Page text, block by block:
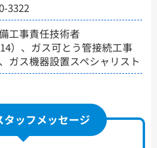
3322
工事責任技術者
）、ガス可とう管接続工事
ガス機器設置スペシャリスト
タッフメッセージ